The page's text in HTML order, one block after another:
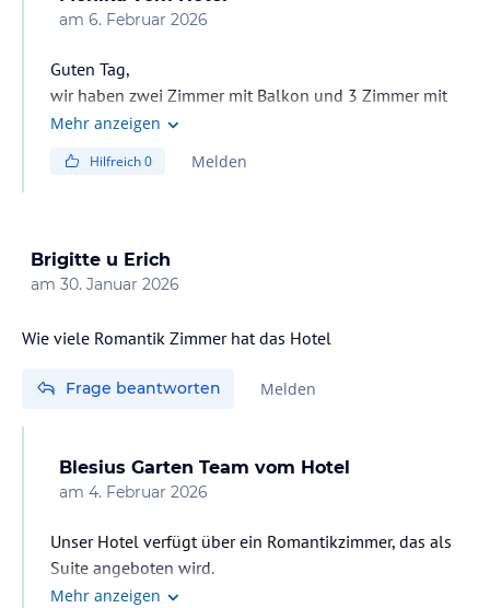
am 6. Februar 2026
Guten Tag,
wir haben zwei Zimmer mit Balkon und 3 Zimmer mit
Zugang zu einer Sonnenterrasse. Wir haben keinen
Kühlschrank an der Rezeption (Aufbewahren von
unserer Zimmerkategorien. Aber es kann jederzeit auch
in der niedrigsten Kategorie ein Wasserkocher zur
Mehr anzeigen
Hilfreich0 Melden
Brigitte u Erich
am 30. Januar 2026
Wie viele Romantik Zimmer hat das Hotel
Frage beantworten Melden
Blesius Garten Team vom Hotel
am 4. Februar 2026
Unser Hotel verfügt über ein Romantikzimmer, das als
Suite angeboten wird.
Hat ca. 34m², mit großer Sitzecke, eigener
Mehr anzeigen